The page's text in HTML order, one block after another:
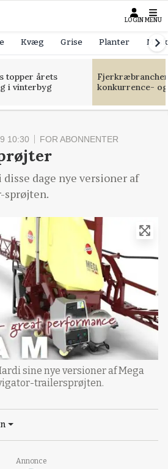
LOGIN MENU
Kvæg Grise Planter
topper årets
i vinterbyg
konkurrence-
Annonce
10:30 FOR ABONNENTER
dage nye versioner af
sprøjten.
sine nye versioner af Mega
trailersprøjten.